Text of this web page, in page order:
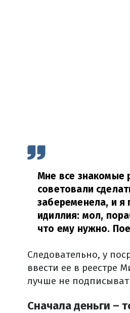
Мне все знакомые
советовали
забеременела, и я
идиллия: мол,
что ему нужно.
Следовательно, у
ввести ее в реестре
лучше не
Сначала деньги –